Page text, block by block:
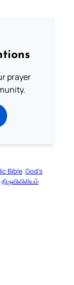
prayer
Bible God’s
திருவிவிலியம்